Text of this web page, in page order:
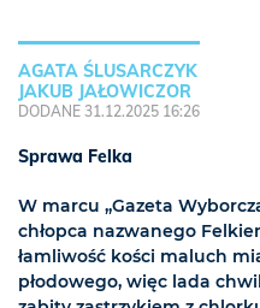
AGATA ŚLUSARCZYK
JAKUB JAŁOWICZOR
DODANE 31.12.2025 16:26
Sprawa Felka
W marcu „Gazeta
chłopca nazwanego
łamliwość kości maluch
płodowego, więc lada